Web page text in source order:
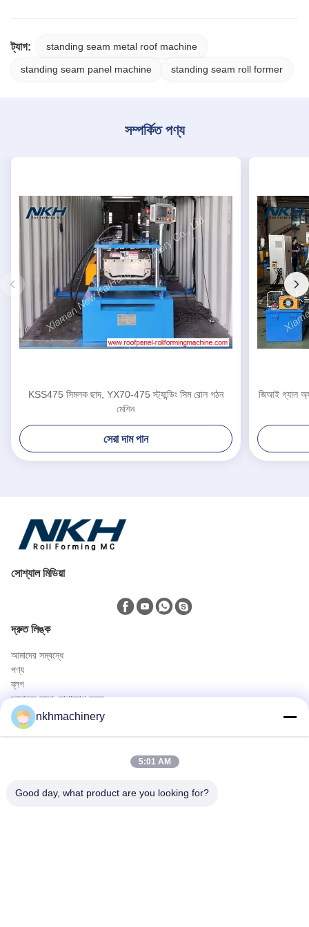
ট্যাগ: standing seam metal roof machine
standing seam panel machine standing seam roll former
সম্পর্কিত পণ্য
KSS475 সিমলক ছাদ, YX70-475 স্ট্যান্ডিং সিম রোল গঠন
মেশিন
সেরা দাম পান
জিআই গ্যাল
সোশ্যাল মিডিয়া
দ্রুত লিঙ্ক
আমাদের সম্বন্ধে
পণ্য
ব্লগ
আমাদের সাথে যোগাযোগ করুন
পণ্য
ছাদ প্যানেল রোল বিরচন মেশিন
ছাদ পত্রক ক্রিম্পিং মেশিন
nkhmachinery
5:01 AM
Good day, what product are you looking for?